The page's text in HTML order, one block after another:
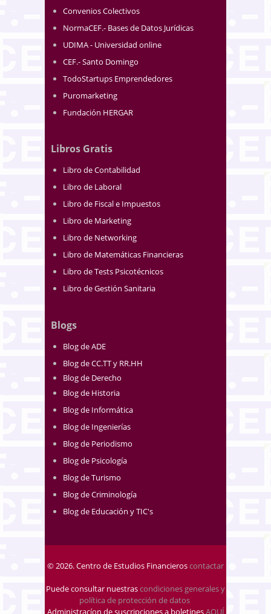
Convenios Colectivos
NormaCEF.- Bases de Datos Jurídicas
UDIMA - Universidad online
CEF.- Santo Domingo
TodoStartups Emprendedores
Puromarketing
Fundación HERGAR
Libros Gratis
Libro de Contabilidad
Libro de Laboral
Libro de Fiscal e Impuestos
Libro de Marketing
Libro de Networking
Libro de Matemáticas Financieras
Libro de Tests Psicotécnicos
Libro de Gestión Sanitaria
Blogs
Blog de ADE
Blog de CC.TT y RR.HH
Blog de Derecho
Blog de Historia
Blog de Informática
Blog de Ingenierías
Blog de Periodismo
Blog de Psicología
Blog de Turismo
Blog de Criminología
Blog de Educación y TIC's
© 2026. Centro de Estudios Financieroscontactar
Puede consultar nuestrascondiciones generales y
política de protección de datos
Administracíon de suscripciones a boletinesAQUÍ